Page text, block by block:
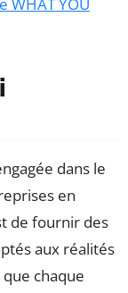
dans le
en
de fournir des
aux réalités
chaque